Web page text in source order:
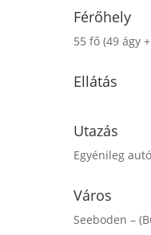
Férőhely
55 fő (49 ágy
Ellátás
Utazás
Egyénileg
Város
Seeboden –